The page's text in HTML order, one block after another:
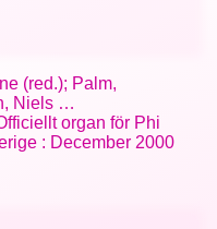
(red.); Palm,
Niels …
organ för Phi
: December 2000